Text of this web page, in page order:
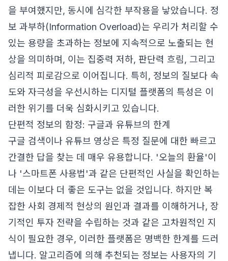
을 부여했지만, 동시에 심각한 부작용을 낳았습니다. 정
보 과부하(Information Overload)는 우리가 처리할 수
있는 용량을 초과하는 정보에 지속적으로 노출되는 현
상을 의미하며, 이는 집중력 저하, 판단력 흐림, 그리고
심리적 피로감으로 이어집니다. 특히, 정보의 질보다 속
도와 자극성을 우선시하는 디지털 플랫폼의 특성은 이
러한 위기를 더욱 심화시키고 있습니다.
단편적 정보의 함정: 구글과 유튜브의 한계
구글 검색이나 유튜브 영상은 특정 질문에 대한 빠르고
간결한 답을 찾는 데 매우 유용합니다. '오늘의 환율'이
나 '스마트폰 사용법'과 같은 단편적인 사실을 확인하는
데는 이보다 더 좋은 도구는 없을 것입니다. 하지만 복
잡한 사회 경제적 현상의 원인과 결과를 이해하거나, 장
기적인 투자 전략을 수립하는 것과 같은 고차원적인 지
식이 필요한 경우, 이러한 플랫폼은 명백한 한계를 드러
냅니다. 알고리즘에 의해 추천되는 정보는 사용자의 기